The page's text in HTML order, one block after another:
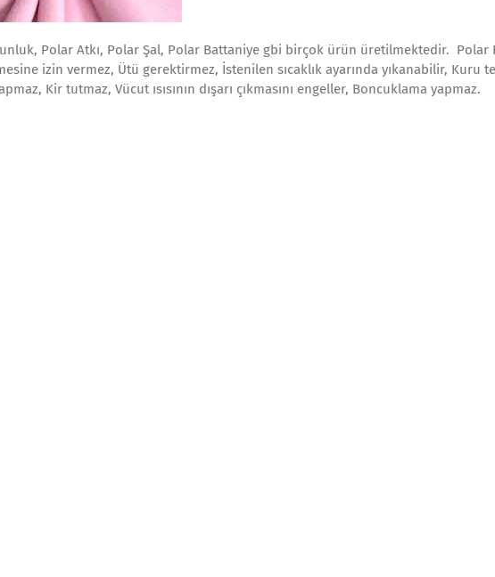
Polar Atkı, Polar Şal, Polar Battaniye gbi birçok ürün üretilmektedir. Polar
izin vermez, Ütü gerektirmez, İstenilen sıcaklık ayarında yıkanabilir, Kuru
Kir tutmaz, Vücut ısısının dışarı çıkmasını engeller, Boncuklama yapmaz.